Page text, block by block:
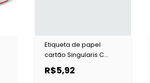
Etiqueta de papel
cartão Singularis C
30x38 prata c/ 1000 un
R$5,92